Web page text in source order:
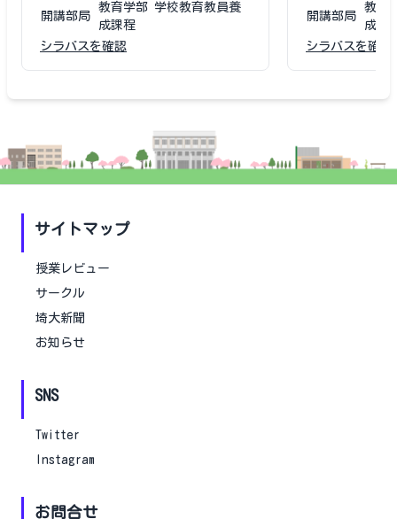
開講部局
教育学部 学校教育教員養
成課程
シラバスを確認
開講部局
教育
成課
シラバスを確認
サイトマップ
授業レビュー
サークル
埼大新聞
お知らせ
SNS
Twitter
Instagram
お問合せ